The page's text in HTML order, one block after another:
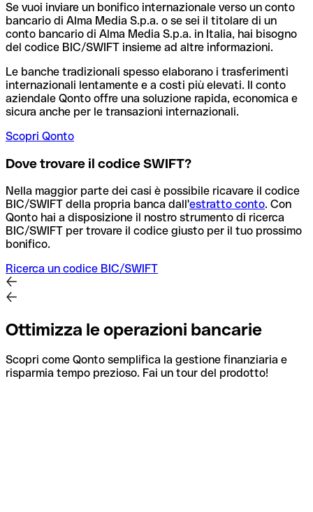
Se vuoi inviare un bonifico internazionale verso un conto
bancario di Alma Media S.p.a. o se sei il titolare di un
conto bancario di Alma Media S.p.a. in Italia, hai bisogno
del codice BIC/SWIFT insieme ad altre informazioni.
Le banche tradizionali spesso elaborano i trasferimenti
internazionali lentamente e a costi più elevati. Il conto
aziendale Qonto offre una soluzione rapida, economica e
sicura anche per le transazioni internazionali.
Scopri Qonto
Dove trovare il codice SWIFT?
Nella maggior parte dei casi è possibile ricavare il codice
BIC/SWIFT della propria banca dall'estratto conto. Con
Qonto hai a disposizione il nostro strumento di ricerca
BIC/SWIFT per trovare il codice giusto per il tuo prossimo
bonifico.
Ricerca un codice BIC/SWIFT
Ottimizza le operazioni bancarie
Scopri come Qonto semplifica la gestione finanziaria e
risparmia tempo prezioso. Fai un tour del prodotto!